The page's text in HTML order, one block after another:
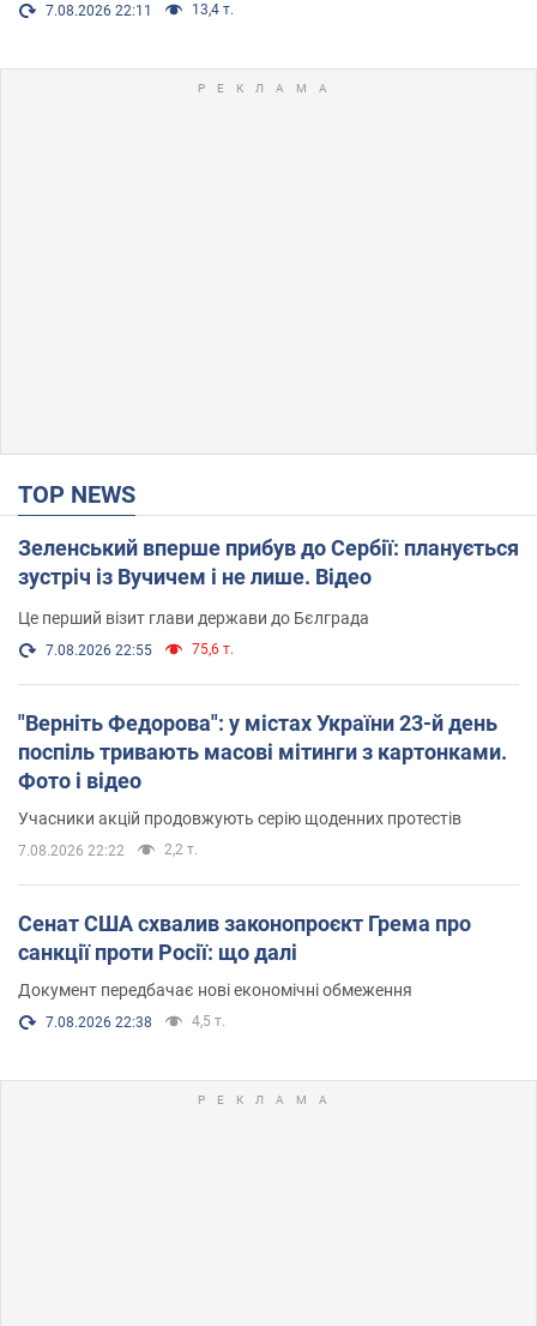
7.08.2026 22:11 13,4 т.
TOP NEWS
Зеленський вперше прибув до Сербії: планується
зустріч із Вучичем і не лише. Відео
Це перший візит глави держави до Бєлграда
7.08.2026 22:55 75,6 т.
"Верніть Федорова": у містах України 23-й день
поспіль тривають масові мітинги з картонками.
Фото і відео
Учасники акцій продовжують серію щоденних протестів
7.08.2026 22:22 2,2 т.
Сенат США схвалив законопроєкт Грема про
санкції проти Росії: що далі
Документ передбачає нові економічні обмеження
7.08.2026 22:38 4,5 т.